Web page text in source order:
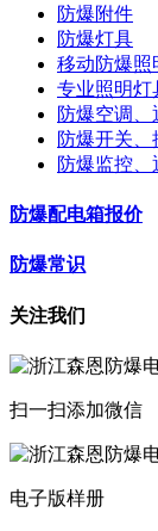
防爆附件
防爆灯具
移动防爆照
专业照明灯
防爆空调、
防爆开关
防爆监控、
防爆配电箱报价
防爆常识
关注我们
扫一扫添加微信
电子版样册